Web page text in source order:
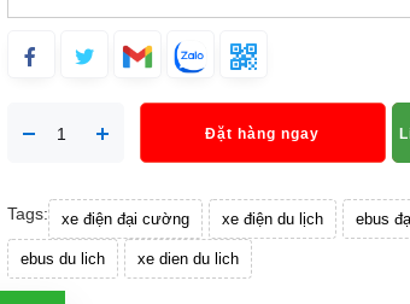
Đặt hàng ngay
Tags: xe điện đại cường xe điện du lịch ebus
ebus du lich xe dien du lich